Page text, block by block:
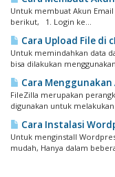
Untuk membuat Akun
berikut, 1. Login ke...
Cara Upload File di
Untuk memindahkan data
bisa dilakukan
Cara
FileZilla merupakan
digunakan untuk
Cara Instalasi
Untuk menginstall
mudah, Hanya dalam